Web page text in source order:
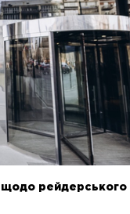
щодо рейдерського